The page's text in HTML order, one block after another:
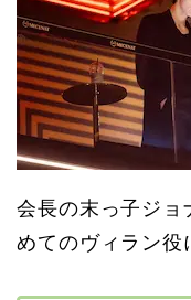
会長の末っ子ジョ
めてのヴィラン役